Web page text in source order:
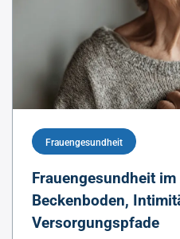
Frauengesundheit
Frauengesundheit
Beckenboden,
Versorgungspfade